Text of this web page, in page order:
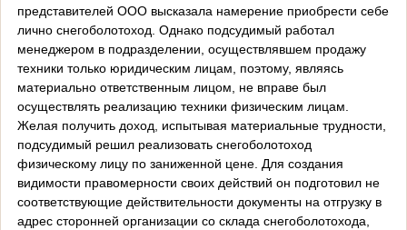
представителей ООО высказала намерение приобрести себе
лично снегоболотоход. Однако подсудимый работал
менеджером в подразделении, осуществлявшем продажу
техники только юридическим лицам, поэтому, являясь
материально ответственным лицом, не вправе был
осуществлять реализацию техники физическим лицам.
Желая получить доход, испытывая материальные трудности,
подсудимый решил реализовать снегоболотоход
физическому лицу по заниженной цене. Для создания
видимости правомерности своих действий он подготовил не
соответствующие действительности документы на отгрузку в
адрес сторонней организации со склада снегоболотохода,